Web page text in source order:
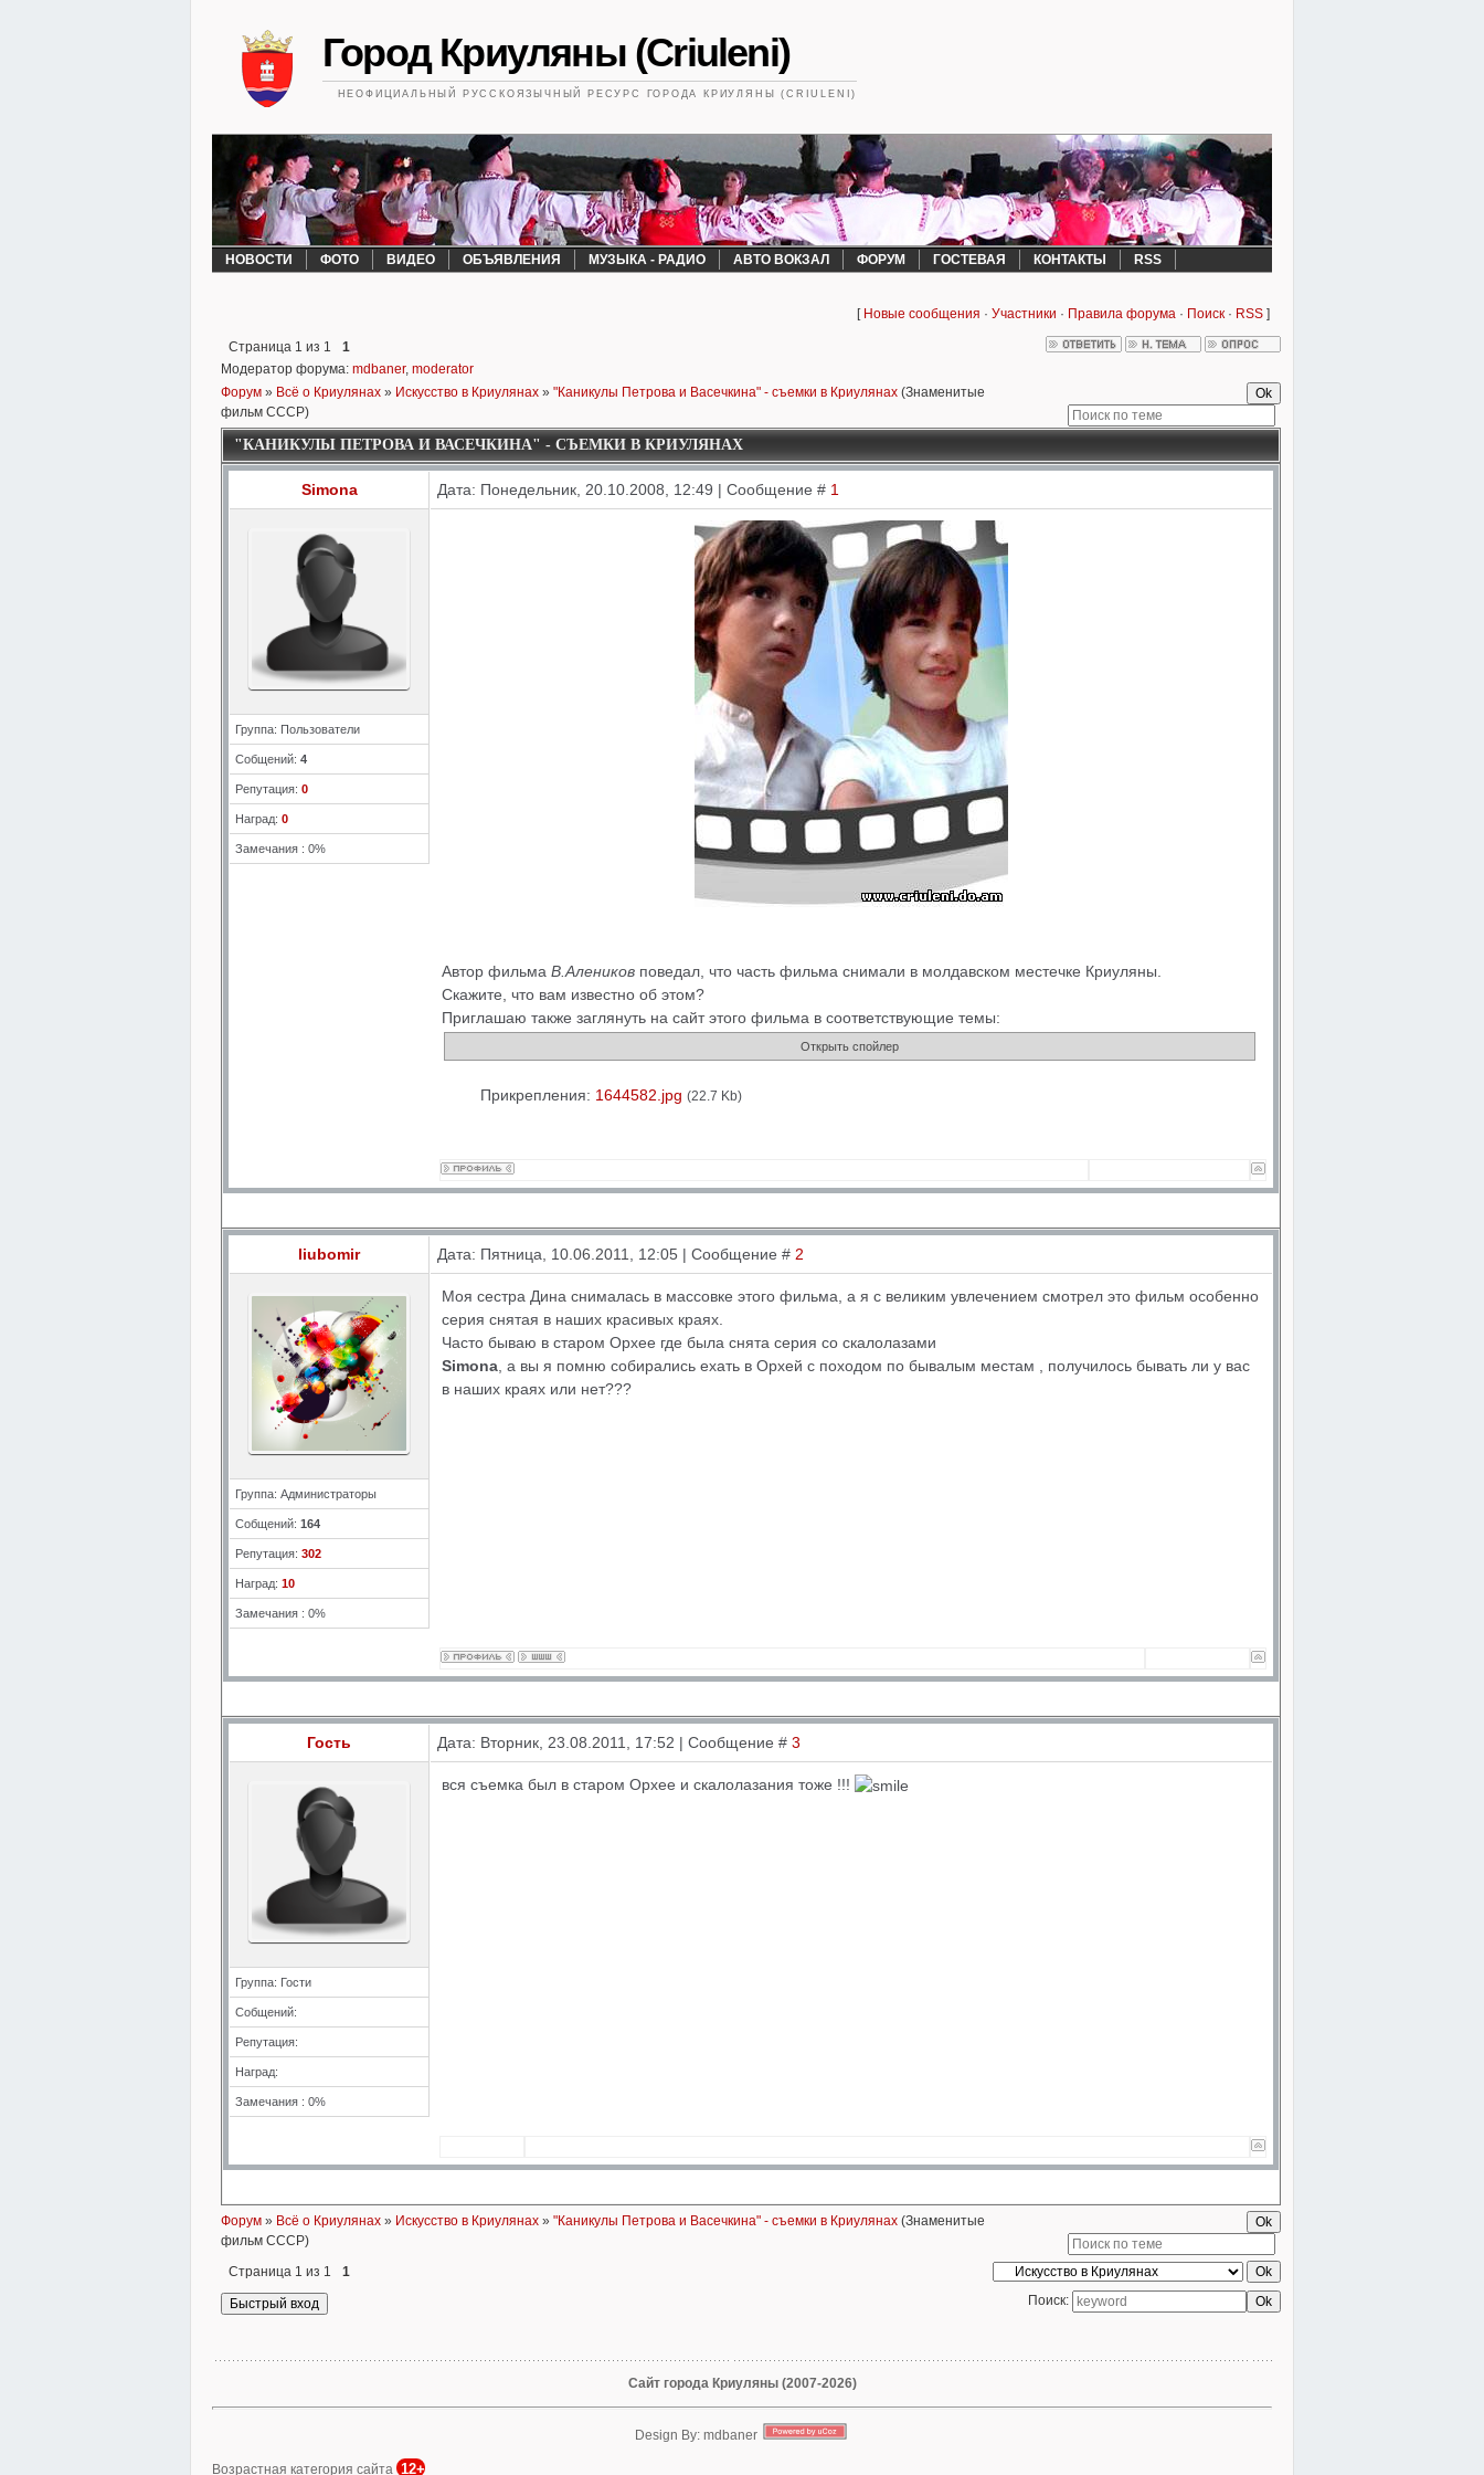
Город Криуляны (Criuleni)
НЕОФИЦИАЛЬНЫЙ РУССКОЯЗЫЧНЫЙ РЕСУРС ГОРОДА КРИУЛЯНЫ (CRIULENI)
НОВОСТИ ФОТО ВИДЕО ОБЪЯВЛЕНИЯ МУЗЫКА - РАДИО АВТО ВОКЗАЛ ФОРУМ ГОСТЕВАЯ КОНТАКТЫ RSS
[ Новые сообщения · Участники · Правила форума · Поиск · RSS ]
Страница 1 из 1
1
Модератор форума: mdbaner, moderator
Форум » Всё о Криулянах » Искусство в Криулянах » "Каникулы Петрова и Васечкина" - съемки в Криулянах (Знаменитые
фильм СССР)
"КАНИКУЛЫ ПЕТРОВА И ВАСЕЧКИНА" - СЪЕМКИ В КРИУЛЯНАХ
Simona
Группа: Пользователи
Собщений: 4
Репутация: 0
Наград: 0
Замечания : 0%
Дата: Понедельник, 20.10.2008, 12:49 | Сообщение # 1
Автор фильма В.Алеников поведал, что часть фильма снимали в молдавском местечке Криуляны.
Скажите, что вам известно об этом?
Приглашаю также заглянуть на сайт этого фильма в соответствующие темы:
Прикрепления: 1644582.jpg (22.7 Kb)
liubomir
Группа: Администраторы
Собщений: 164
Репутация: 302
Наград: 10
Замечания : 0%
Дата: Пятница, 10.06.2011, 12:05 | Сообщение # 2
Моя сестра Дина снималась в массовке этого фильма, а я с великим увлечением смотрел это фильм особенно
серия снятая в наших красивых краях.
Часто бываю в старом Орхее где была снята серия со скалолазами
Simona , а вы я помню собирались ехать в Орхей с походом по бывалым местам , получилось бывать ли у вас
в наших краях или нет???
Гость
Группа: Гости
Собщений:
Репутация:
Наград:
Замечания : 0%
Дата: Вторник, 23.08.2011, 17:52 | Сообщение # 3
вся съемка был в старом Орхее и скалолазания тоже !!!
Форум » Всё о Криулянах » Искусство в Криулянах » "Каникулы Петрова и Васечкина" - съемки в Криулянах (Знаменитые
фильм СССР)
Страница 1 из 1
1
Поиск:
Сайт города Криуляны (2007-2026)
Design By: mdbaner
Возрастная категория сайта 12+